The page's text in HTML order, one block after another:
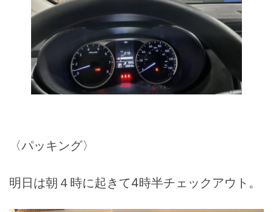
〈パッキング〉
明日は朝４時に起きて4時半チェックアウト。